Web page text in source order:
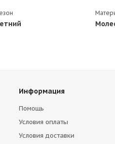
Информация
Помощь
Условия оплаты
Условия доставки